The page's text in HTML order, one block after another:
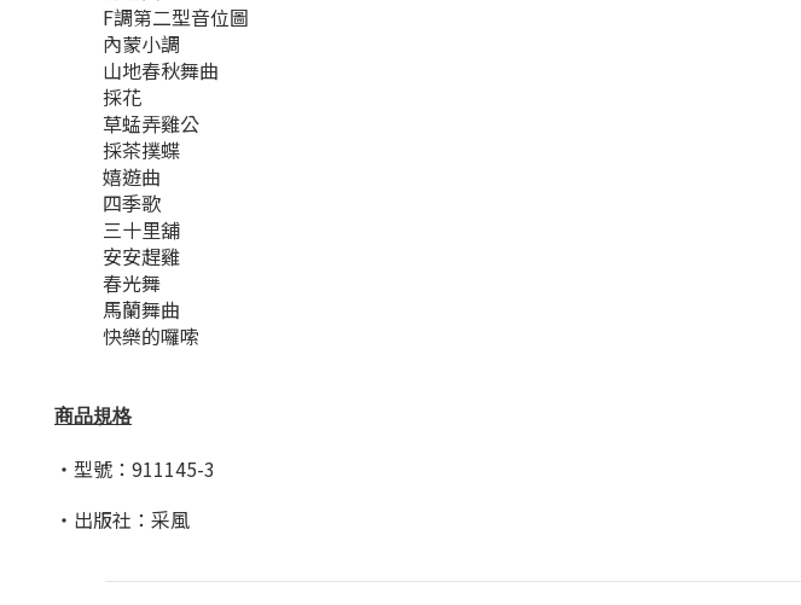
F調第二型音位圖
內蒙小調
山地春秋舞曲
採花
草蜢弄雞公
採茶撲蝶
嬉遊曲
四季歌
三十里舖
安安趕雞
春光舞
馬蘭舞曲
快樂的囉嗦
商品規格
・型號：911145-3
・出版社：采風